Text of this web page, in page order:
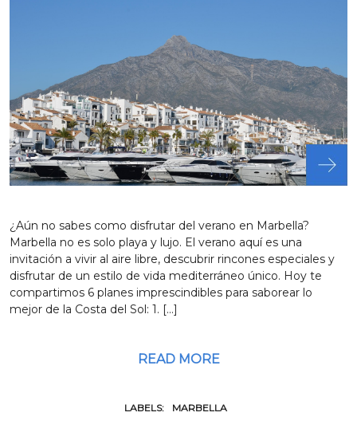
¿Aún no sabes como disfrutar del verano en Marbella?
Marbella no es solo playa y lujo. El verano aquí es una
invitación a vivir al aire libre, descubrir rincones especiales y
disfrutar de un estilo de vida mediterráneo único. Hoy te
compartimos 6 planes imprescindibles para saborear lo
mejor de la Costa del Sol: 1. […]
READ MORE
LABELS: MARBELLA